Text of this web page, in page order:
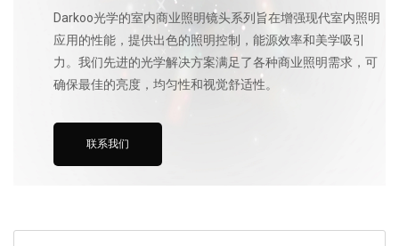
Darkoo光学的室内商业照明镜头系列旨在增强现代室内照明
应用的性能，提供出色的照明控制，能源效率和美学吸引
力。我们先进的光学解决方案满足了各种商业照明需求，可
确保最佳的亮度，均匀性和视觉舒适性。
联系我们